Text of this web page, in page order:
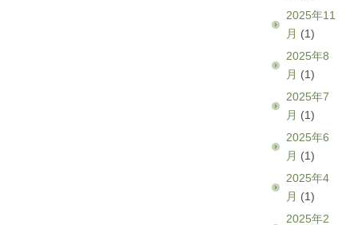
2025年11
月 (1)
2025年8
月 (1)
2025年7
月 (1)
2025年6
月 (1)
2025年4
月 (1)
2025年2